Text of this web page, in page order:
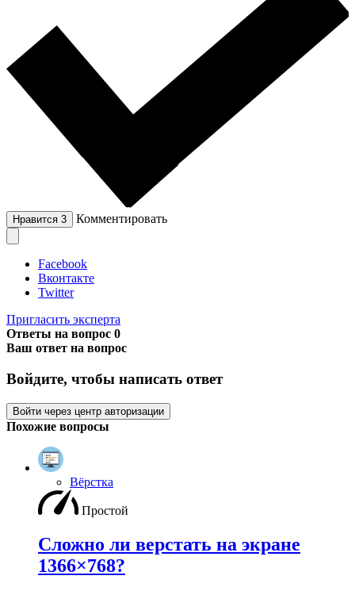
Нравится 3 Комментировать
Facebook
Вконтакте
Twitter
Пригласить эксперта
Ответы на вопрос 0
Ваш ответ на вопрос
Войдите, чтобы написать ответ
Войти через центр авторизации
Похожие вопросы
Вёрстка
Простой
Сложно ли верстать на экране
1366×768?